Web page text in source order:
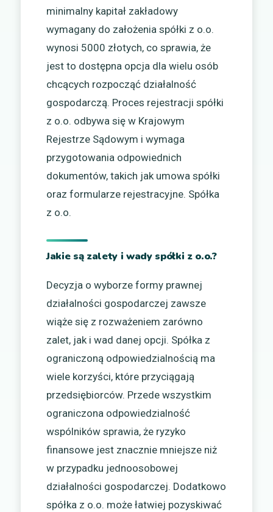
minimalny kapitał zakładowy
wymagany do założenia spółki z o.o.
wynosi 5000 złotych, co sprawia, że
jest to dostępna opcja dla wielu osób
chcących rozpocząć działalność
gospodarczą. Proces rejestracji spółki
z o.o. odbywa się w Krajowym
Rejestrze Sądowym i wymaga
przygotowania odpowiednich
dokumentów, takich jak umowa spółki
oraz formularze rejestracyjne. Spółka
z o.o.
Jakie są zalety i wady spółki z o.o.?
Decyzja o wyborze formy prawnej
działalności gospodarczej zawsze
wiąże się z rozważeniem zarówno
zalet, jak i wad danej opcji. Spółka z
ograniczoną odpowiedzialnością ma
wiele korzyści, które przyciągają
przedsiębiorców. Przede wszystkim
ograniczona odpowiedzialność
wspólników sprawia, że ryzyko
finansowe jest znacznie mniejsze niż
w przypadku jednoosobowej
działalności gospodarczej. Dodatkowo
spółka z o.o. może łatwiej pozyskiwać